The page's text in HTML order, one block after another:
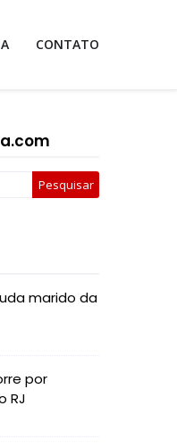
CONTATO
marido da
por
RJ